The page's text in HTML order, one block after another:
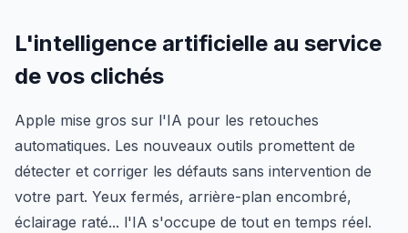
L'intelligence artificielle au service
de vos clichés
Apple mise gros sur l'IA pour les retouches
automatiques. Les nouveaux outils promettent de
détecter et corriger les défauts sans intervention de
votre part. Yeux fermés, arrière-plan encombré,
éclairage raté... l'IA s'occupe de tout en temps réel.